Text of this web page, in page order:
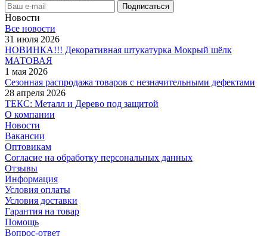
Новости
Все новости
31 июля 2026
НОВИНКА!!! Декоративная штукатурка Мокрый шёлк
МАТОВАЯ
1 мая 2026
Сезонная распродажа товаров с незначительными дефектами
28 апреля 2026
ТЕКС: Металл и Дерево под защитой
О компании
Новости
Вакансии
Оптовикам
Cогласие на обработку персональных данных
Отзывы
Информация
Условия оплаты
Условия доставки
Гарантия на товар
Помощь
Вопрос-ответ